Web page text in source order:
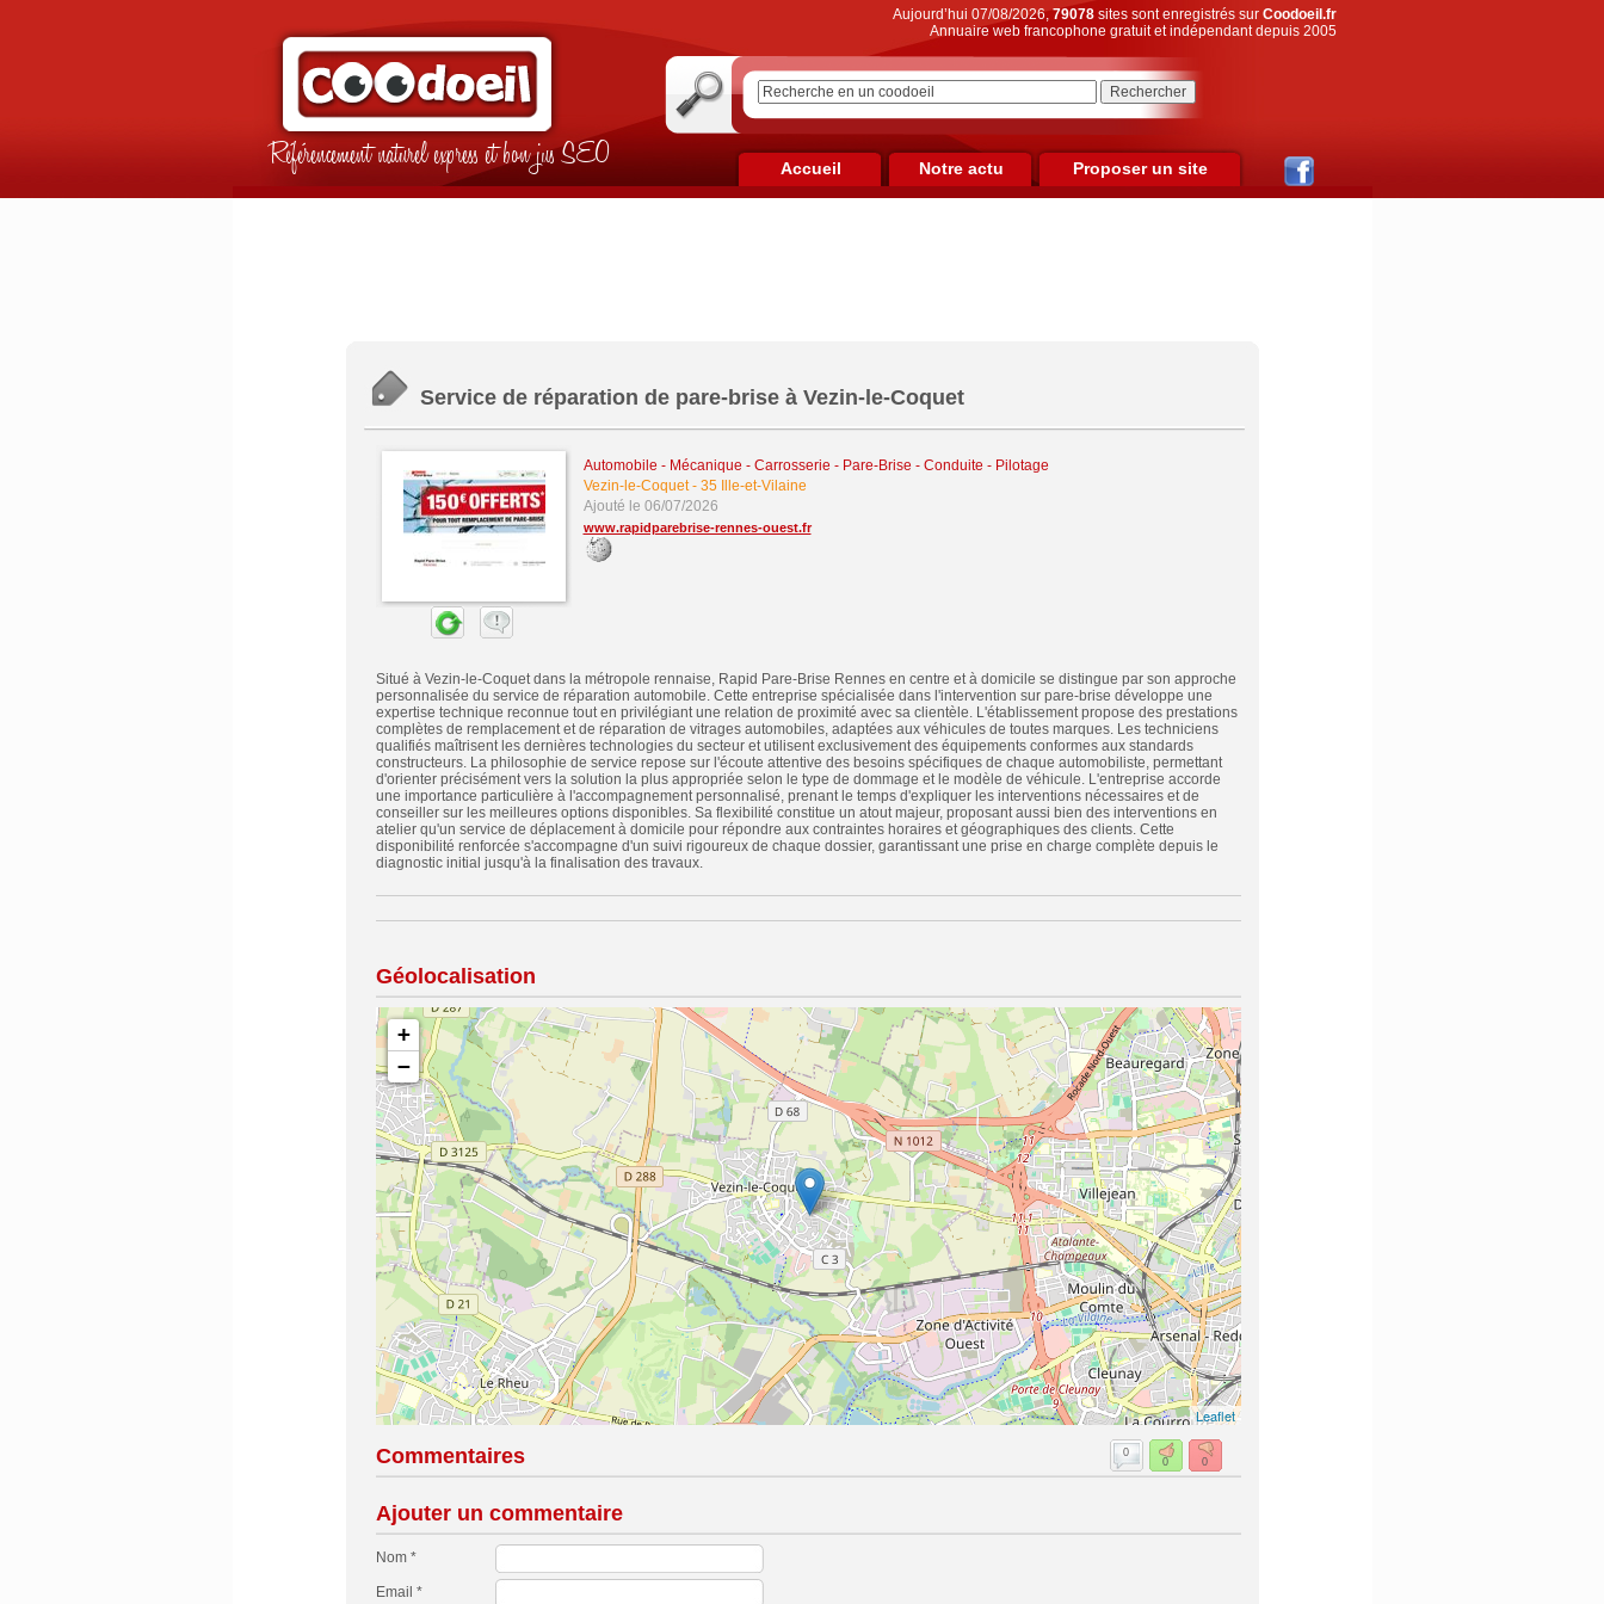
Référencement naturel express et bon jus SEO
Aujourd’hui 07/08/2026,79078sites sont enregistrés sur Coodoeil.fr
Annuaire web francophone gratuit et indépendant depuis 2005
Accueil Notre actu Proposer un site
Service de réparation de pare-brise à Vezin-le-Coquet
Automobile - Mécanique - Carrosserie - Pare-Brise - Conduite - Pilotage
Vezin-le-Coquet- 35 Ille-et-Vilaine
Ajouté le 06/07/2026
www.rapidparebrise-rennes-ouest.fr
Situé à Vezin-le-Coquet dans la métropole rennaise, Rapid Pare-Brise Rennes en centre et à domicile se distingue par son approche
personnalisée du service de réparation automobile. Cette entreprise spécialisée dans l'intervention sur pare-brise développe une
expertise technique reconnue tout en privilégiant une relation de proximité avec sa clientèle. L'établissement propose des prestations
complètes de remplacement et de réparation de vitrages automobiles, adaptées aux véhicules de toutes marques. Les techniciens
qualifiés maîtrisent les dernières technologies du secteur et utilisent exclusivement des équipements conformes aux standards
constructeurs. La philosophie de service repose sur l'écoute attentive des besoins spécifiques de chaque automobiliste, permettant
d'orienter précisément vers la solution la plus appropriée selon le type de dommage et le modèle de véhicule. L'entreprise accorde
une importance particulière à l'accompagnement personnalisé, prenant le temps d'expliquer les interventions nécessaires et de
conseiller sur les meilleures options disponibles. Sa flexibilité constitue un atout majeur, proposant aussi bien des interventions en
atelier qu'un service de déplacement à domicile pour répondre aux contraintes horaires et géographiques des clients. Cette
disponibilité renforcée s'accompagne d'un suivi rigoureux de chaque dossier, garantissant une prise en charge complète depuis le
diagnostic initial jusqu'à la finalisation des travaux.
Géolocalisation
+
−
Leaflet
Commentaires
0
0
0
Ajouter un commentaire
Nom *
Email *